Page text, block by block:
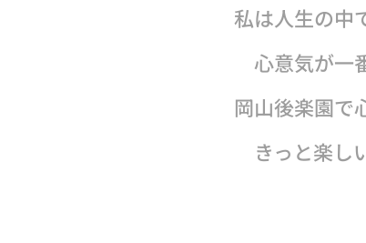
私は人生の中
心意気が一
岡山後楽園で
きっと楽し